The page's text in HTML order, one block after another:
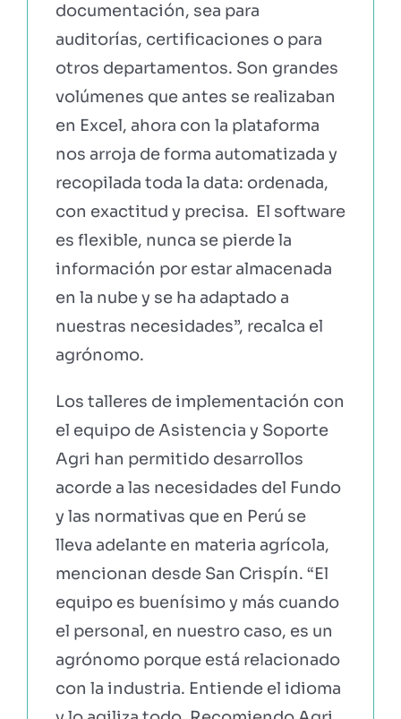
documentación, sea para
auditorías, certificaciones o para
otros departamentos. Son grandes
volúmenes que antes se realizaban
en Excel, ahora con la plataforma
nos arroja de forma automatizada y
recopilada toda la data: ordenada,
con exactitud y precisa. El software
es flexible, nunca se pierde la
información por estar almacenada
en la nube y se ha adaptado a
nuestras necesidades”, recalca el
agrónomo.
Los talleres de implementación con
el equipo de Asistencia y Soporte
Agri han permitido desarrollos
acorde a las necesidades del Fundo
y las normativas que en Perú se
lleva adelante en materia agrícola,
mencionan desde San Crispín. “El
equipo es buenísimo y más cuando
el personal, en nuestro caso, es un
agrónomo porque está relacionado
con la industria. Entiende el idioma